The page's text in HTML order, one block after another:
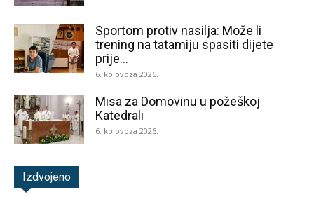
Sportom protiv nasilja: Može li
trening na tatamiju spasiti dijete
prije...
6. kolovoza 2026.
Misa za Domovinu u požeškoj
Katedrali
6. kolovoza 2026.
Izdvojeno